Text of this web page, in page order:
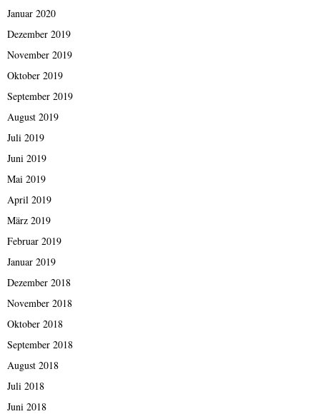
Januar 2020
Dezember 2019
November 2019
Oktober 2019
September 2019
August 2019
Juli 2019
Juni 2019
Mai 2019
April 2019
März 2019
Februar 2019
Januar 2019
Dezember 2018
November 2018
Oktober 2018
September 2018
August 2018
Juli 2018
Juni 2018